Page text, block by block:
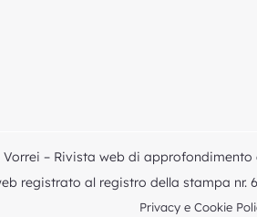
– Rivista web di approfondimento
registrato al registro della stampa nr.
Privacy e Cookie